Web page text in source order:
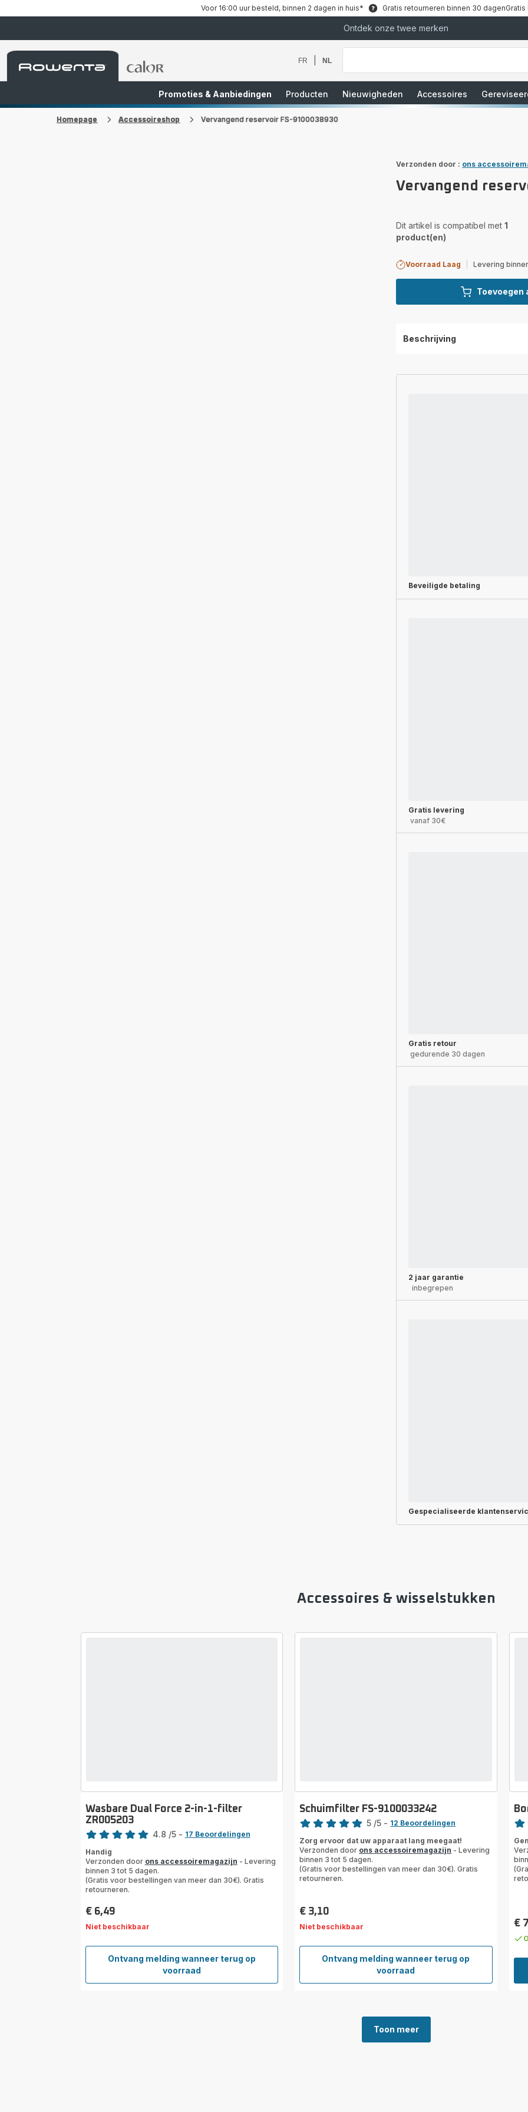
Voor 16:00 uur besteld, binnen 2 dagen in huis* Gratis retourneren binnen 30 dagen
Ontdek onze twee merken
Rowenta-
startpagina
Rowenta-
FR NL
Waar
bent
Promoties & Aanbiedingen Producten Nieuwigheden Accessoires
Homepage Accessoireshop Vervangend reservoir FS-9100038930
Verzonden door : ons
Vervangend
Dit artikel is compatibel met 1
product(en)
Voorraad Laag Levering
Toevoegen
Beschrijving
Beveiligde betaling
Gratis levering
vanaf 30€
Gratis retour
gedurende 30 dagen
2 jaar garantie
inbegrepen
Gespecialiseerde
Accessoires & wisselstukken
Ontvang melding wanneer terug op
voorraadWasbare
Dual
Wasbare Dual Force 2-in-1-filter
ZR005203
Beoordeling
4.8 /5 - 17 Beoordelingen
Handig
Verzonden door ons accessoiremagazijn - Levering
binnen 3 tot 5 dagen.
(Gratis voor bestellingen van meer dan 30€). Gratis
retourneren.
Prijs
€ 6,49
Niet beschikbaar
Ontvang melding wanneer terug op
voorraadSchuimfilter
FS-
Schuimfilter FS-9100033242
Beoordeling
met
5
sterren
(gemiddeld)
5 /5 - 12 Beoordelingen
Zorg ervoor dat uw apparaat lang meegaat!
Verzonden door ons accessoiremagazijn - Levering
binnen 3 tot 5 dagen.
(Gratis voor bestellingen van meer dan 30€). Gratis
retourneren.
Prijs
€ 3,10
Niet beschikbaar Prijs
€
Toon meer